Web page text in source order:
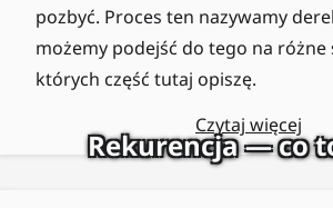
pozbyć. Proces ten nazywamy
możemy podejść do tego na różne
których część tutaj opiszę.
Czytaj więcej
Rekurencja — co